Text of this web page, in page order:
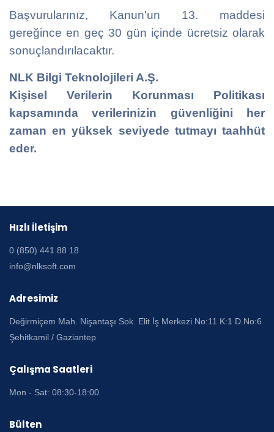
Başvurularınız, Kanun'un 13. maddesi
gereğince en geç 30 gün içinde ücretsiz olarak
sonuçlandırılacaktır.
NLK Bilgi Teknolojileri A.Ş.
Kişisel Verilerin Korunması Politikası
kapsamında verilerinizin güvenliğini her
zaman en yüksek seviyede tutmayı taahhüt
eder.
Hızlı İletişim
0 (850) 441 88 18
info@nlksoft.com
Adresimiz
Değirmiçem Mah. Nişantaşı Sok. Elit İş Merkezi No:11 K:1 D.No:6
Şehitkamil / Gaziantep
Çalışma Saatleri
Mon - Sat: 08:30-18:00
Bülten